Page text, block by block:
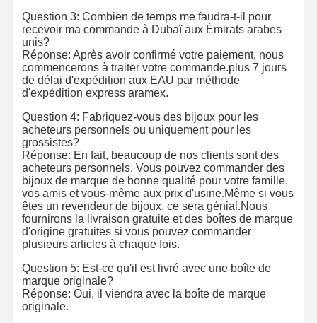
Question 3: Combien de temps me faudra-t-il pour
recevoir ma commande à Dubaï aux Émirats arabes
unis?
Réponse: Après avoir confirmé votre paiement, nous
commencerons à traiter votre commande.plus 7 jours
de délai d'expédition aux EAU par méthode
d'expédition express aramex.
Question 4: Fabriquez-vous des bijoux pour les
acheteurs personnels ou uniquement pour les
grossistes?
Réponse: En fait, beaucoup de nos clients sont des
acheteurs personnels. Vous pouvez commander des
bijoux de marque de bonne qualité pour votre famille,
vos amis et vous-même aux prix d'usine.Même si vous
êtes un revendeur de bijoux, ce sera génial.Nous
fournirons la livraison gratuite et des boîtes de marque
d'origine gratuites si vous pouvez commander
plusieurs articles à chaque fois.
Question 5: Est-ce qu'il est livré avec une boîte de
marque originale?
Réponse: Oui, il viendra avec la boîte de marque
originale.